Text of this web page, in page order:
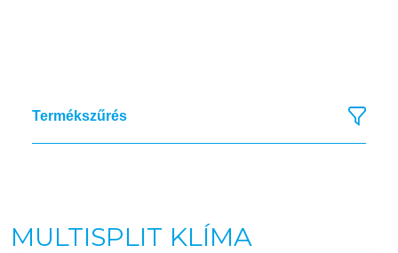
Termékszűrés
MULTISPLIT KLÍMA